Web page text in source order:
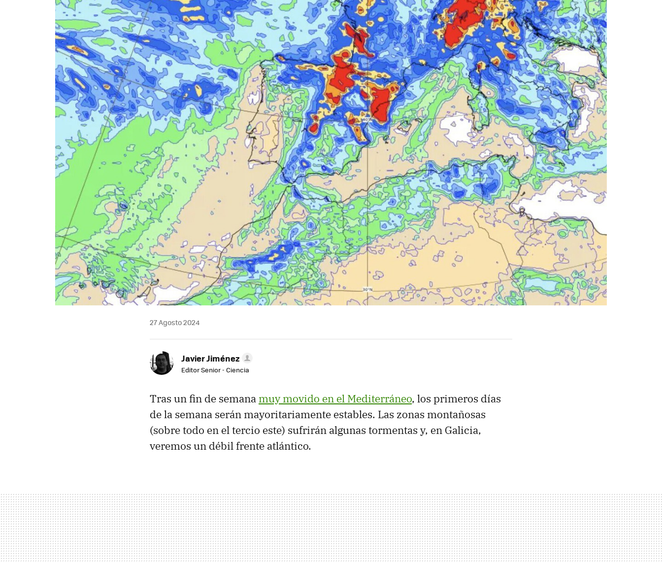
27 Agosto 2024
Javier Jiménez
Editor Senior - Ciencia
Tras un fin de semana muy movido en el Mediterráneo, los primeros días
de la semana serán mayoritariamente estables. Las zonas montañosas
(sobre todo en el tercio este) sufrirán algunas tormentas y, en Galicia,
veremos un débil frente atlántico.